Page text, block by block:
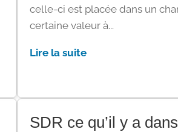
celle-ci est placée dans un
certaine valeur à...
Lire la suite
SDR ce qu’il y a